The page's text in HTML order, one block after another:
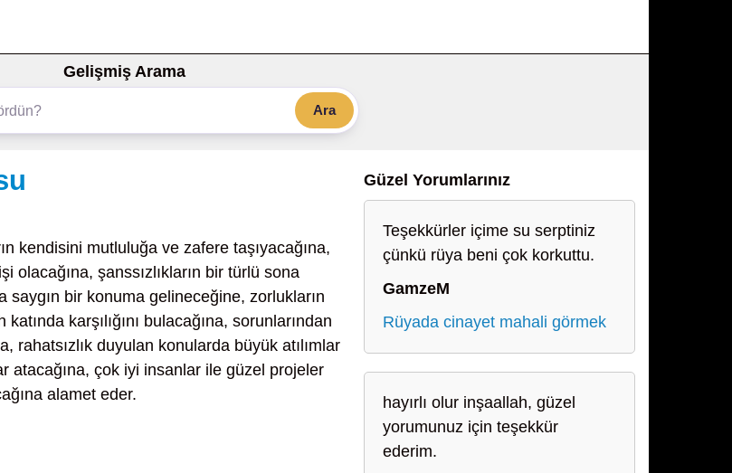
Gelişmiş Arama
Ara
kendisini mutluluğa ve zafere taşıyacağına,
olacağına, şanssızlıkların bir türlü sona
bir konuma gelineceğine, zorlukların
karşılığını bulacağına, sorunlarından
rahatsızlık duyulan konularda büyük atılımlar
atacağına, çok iyi insanlar ile güzel projeler
alamet eder.
Güzel Yorumlarınız
Teşekkürler içime su serptiniz
çünkü rüya beni çok korkuttu.
GamzeM
Rüyada cinayet mahali görmek
hayırlı olur inşaallah, güzel
yorumunuz için teşekkür
ederim.